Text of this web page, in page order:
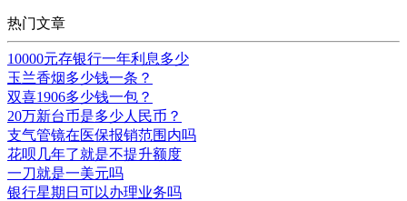
热门文章
10000元存银行一年利息多少
玉兰香烟多少钱一条？
双喜1906多少钱一包？
20万新台币是多少人民币？
支气管镜在医保报销范围内吗
花呗几年了就是不提升额度
一刀就是一美元吗
银行星期日可以办理业务吗